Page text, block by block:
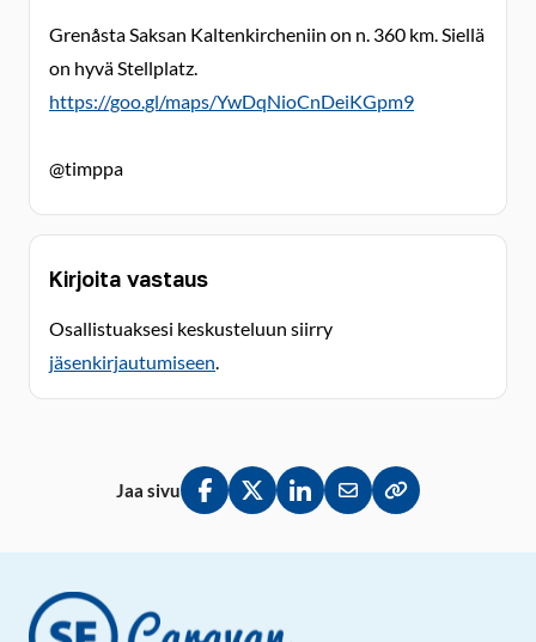
Grenåsta Saksan Kaltenkircheniin on n. 360 km. Siellä
on hyvä Stellplatz.
https://goo.gl/maps/YwDqNioCnDeiKGpm9
@timppa
Kirjoita vastaus
Osallistuaksesi keskusteluun siirry
jäsenkirjautumiseen.
Jaa sivu
Jaa Facebookissa
Jaa Twitterissä
Jaa LinkedInissä
Jaa sähköpostitse
Kopioi linkki